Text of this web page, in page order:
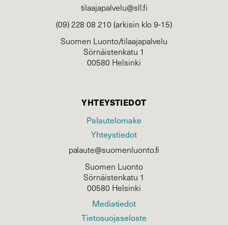
tilaajapalvelu@sll.fi
(09) 228 08 210 (arkisin klo 9-15)
Suomen Luonto/tilaajapalvelu
Sörnäistenkatu 1
00580 Helsinki
YHTEYSTIEDOT
Palautelomake
Yhteystiedot
palaute@suomenluonto.fi
Suomen Luonto
Sörnäistenkatu 1
00580 Helsinki
Mediatiedot
Tietosuojaseloste